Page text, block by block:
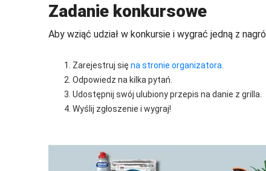
Zadanie konkursowe
Aby wziąć udział w konkursie i wygrać jedną z
Zarejestruj się na stronie organizatora
Odpowiedz na kilka pytań.
Udostępnij swój ulubiony przepis na danie z grilla.
Wyślij zgłoszenie i wygraj!